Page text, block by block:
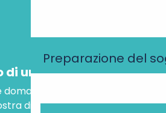
Preparazione del
di un consiglio?
al nostro assistente
disposizione per aiutarvi.